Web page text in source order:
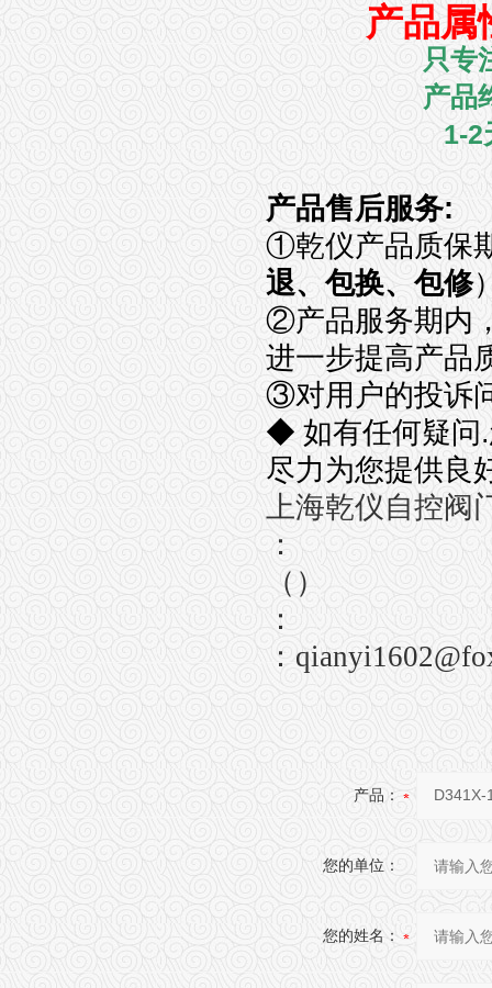
产品属
只专
产品
1-2
产品售后服务:
①乾仪产品质保
退、包换、包修
②产品服务期内
进一步提高产品
③对用户的投诉
◆ 如有任何疑问.
尽力为您提供良
上海乾仪自控阀
：
（）
：
：
产品：
您的单位：
您的姓名：